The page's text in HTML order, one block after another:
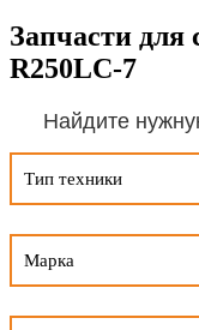
Запчасти для
R250LC-7
Найдите
Тип техники
Марка